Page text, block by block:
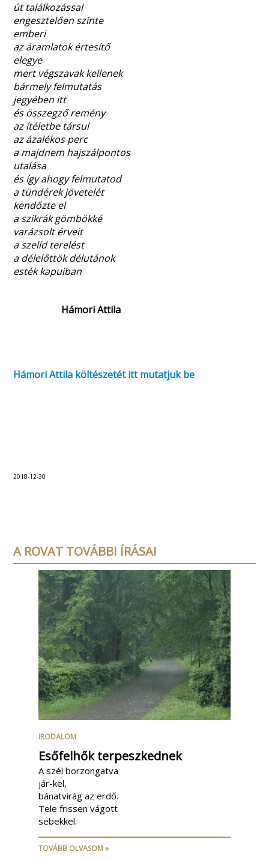
út találkozással
engesztelően szinte
emberi
az áramlatok értesítő
elegye
mert végszavak kellenek
bármely felmutatás
jegyében itt
és összegző remény
az ítéletbe társul
az ázalékos perc
a majdnem hajszálpontos
utalása
és így ahogy felmutatod
a tündérek jövetelét
kendőzte el
a szikrák gömbökké
varázsolt érveit
a szelíd terelést
a délelőttök délutánok
esték kapuiban
Hámori Attila
Hámori Attila költészetét itt mutatjuk be
2018-12-30
A ROVAT TOVÁBBI ÍRÁSAI
IRODALOM
Esőfelhők terpeszkednek
A szél borzongatva
jár-kel,
bánatvirág az erdő.
Tele frissen vágott
sebekkel.
TOVÁBB OLVASOM »